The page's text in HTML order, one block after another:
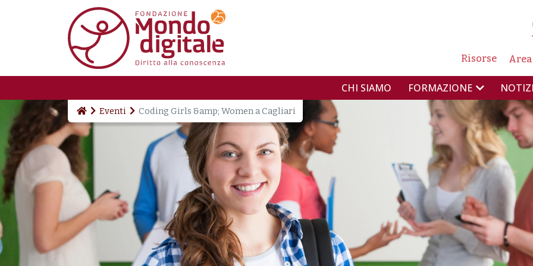
Salta al contenuto principale
Risorse
NAVIGAZIONE
CHI SIAMO FORMAZIONE
Eventi Coding Girls &amp; Women a Cagliari